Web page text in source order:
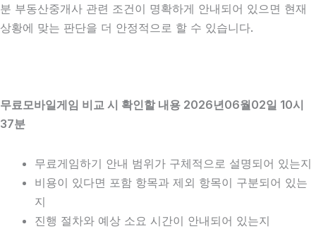
분 부동산중개사 관련 조건이 명확하게 안내되어 있으면 현재
상황에 맞는 판단을 더 안정적으로 할 수 있습니다.
무료모바일게임 비교 시 확인할 내용 2026년06월02일 10시
37분
무료게임하기 안내 범위가 구체적으로 설명되어 있는지
비용이 있다면 포함 항목과 제외 항목이 구분되어 있는
지
진행 절차와 예상 소요 시간이 안내되어 있는지